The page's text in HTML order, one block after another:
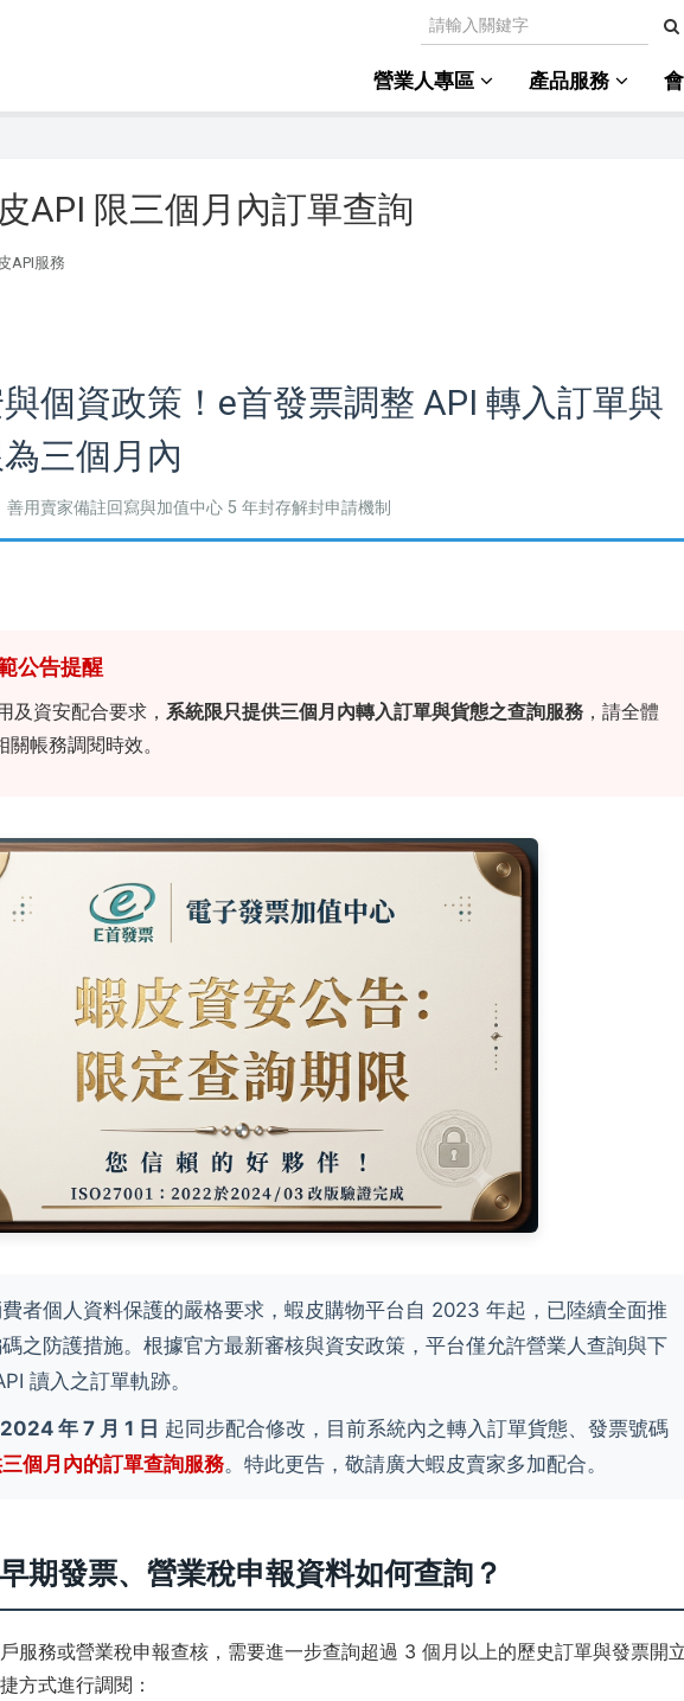
營業人專區 產品服務
API 限三個月內訂單查詢
API服務
個資政策！e首發票調整 API 轉入訂單與
三個月內
用賣家備註回寫與加值中心 5 年封存解封申請機制
公告提醒
及資安配合要求，系統限只提供三個月內轉入訂單與貨態之查詢服務 ，請全體
帳務調閱時效。
者個人資料保護的嚴格要求，蝦皮購物平台自 2023 年起，已陸續全面推
之防護措施。根據官方最新審核與資安政策，平台僅允許營業人查詢與下
讀入之訂單軌跡。
2024 年 7 月 1 日 起同步配合修改，目前系統內之轉入訂單貨態、發票號碼
個月內的訂單查詢服務。特此更告，敬請廣大蝦皮賣家多加配合。
期發票、營業稅申報資料如何查詢？
服務或營業稅申報查核，需要進一步查詢超過 3 個月以上的歷史訂單與發票開
方式進行調閱：